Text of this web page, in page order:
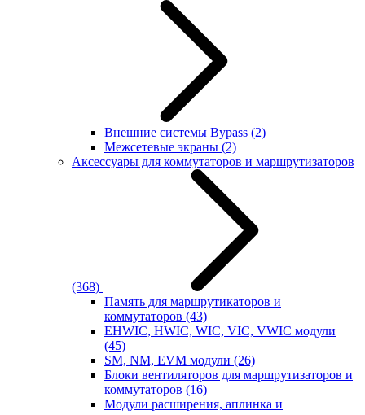
Внешние системы Bypass (2)
Межсетевые экраны (2)
Аксессуары для коммутаторов и маршрутизаторов
(368)
Память для маршрутикаторов и
коммутаторов (43)
EHWIC, HWIC, WIC, VIC, VWIC модули
(45)
SM, NM, EVM модули (26)
Блоки вентиляторов для маршрутизаторов и
коммутаторов (16)
Модули расширения, аплинка и